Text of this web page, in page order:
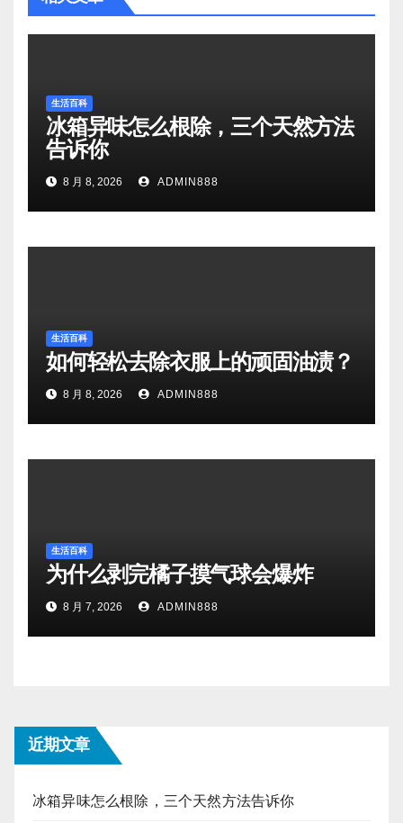
生活百科
冰箱异味怎么根除，三个天然方法
告诉你
8 月 8, 2026 ADMIN888
生活百科
如何轻松去除衣服上的顽固油渍？
8 月 8, 2026 ADMIN888
生活百科
为什么剥完橘子摸气球会爆炸
8 月 7, 2026 ADMIN888
近期文章
冰箱异味怎么根除，三个天然方法告诉你